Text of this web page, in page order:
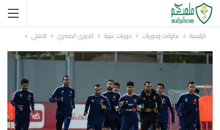
الرئيسية بطولات ودوريات دوريات عربية الدوري المصري الاهلي